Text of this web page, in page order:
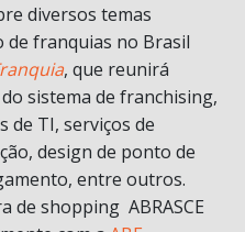
diversos temas
de franquias no Brasil
, que reunirá
sistema de franchising,
TI, serviços de
design de ponto de
entre outros.
de shopping ABRASCE